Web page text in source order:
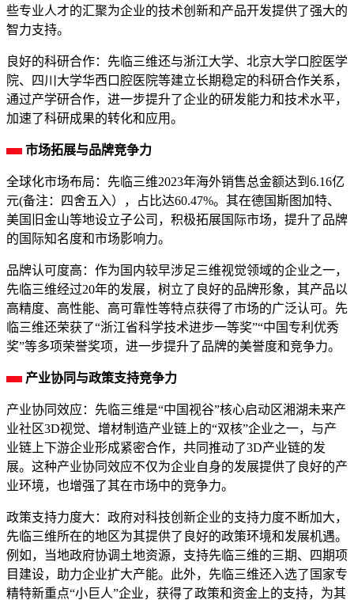
些专业人才的汇聚为企业的技术创新和产品开发提供了强大的
智力支持。
良好的科研合作：先临三维还与浙江大学、北京大学口腔医学
院、四川大学华西口腔医院等建立长期稳定的科研合作关系，
通过产学研合作，进一步提升了企业的研发能力和技术水平，
加速了科研成果的转化和应用。
市场拓展与品牌竞争力
全球化市场布局：先临三维2023年海外销售总金额达到6.16亿
元(备注：四舍五入），占比达60.47%。其在德国斯图加特、
美国旧金山等地设立子公司，积极拓展国际市场，提升了品牌
的国际知名度和市场影响力。
品牌认可度高：作为国内较早涉足三维视觉领域的企业之一，
先临三维经过20年的发展，树立了良好的品牌形象，其产品以
高精度、高性能、高可靠性等特点获得了市场的广泛认可。先
临三维还荣获了“浙江省科学技术进步一等奖”“中国专利优秀
奖”等多项荣誉奖项，进一步提升了品牌的美誉度和竞争力。
产业协同与政策支持竞争力
产业协同效应：先临三维是“中国视谷”核心启动区湘湖未来产
业社区3D视觉、增材制造产业链上的“双核”企业之一，与产
业链上下游企业形成紧密合作，共同推动了3D产业链的发
展。这种产业协同效应不仅为企业自身的发展提供了良好的产
业环境，也增强了其在市场中的竞争力。
政策支持力度大：政府对科技创新企业的支持力度不断加大，
先临三维所在的地区为其提供了良好的政策环境和发展机遇。
例如，当地政府协调土地资源，支持先临三维的三期、四期项
目建设，助力企业扩大产能。此外，先临三维还入选了国家专
精特新重点“小巨人”企业，获得了政策和资金上的支持，为其